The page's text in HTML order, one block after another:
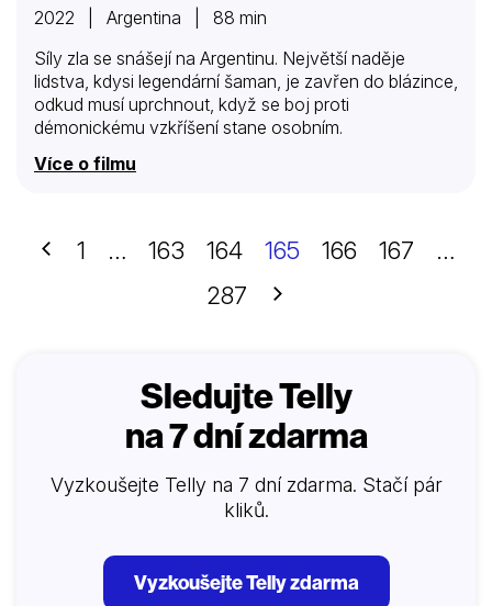
2022 | Argentina | 88 min
Síly zla se snášejí na Argentinu. Největší naděje
lidstva, kdysi legendární šaman, je zavřen do blázince,
odkud musí uprchnout, když se boj proti
démonickému vzkříšení stane osobním.
Více o filmu
Předchozí
1 … 163 164 165 166 167
…
287
Další
Sledujte Telly
na 7 dní zdarma
Vyzkoušejte Telly na 7 dní zdarma. Stačí pár
kliků.
Vyzkoušejte Telly zdarma